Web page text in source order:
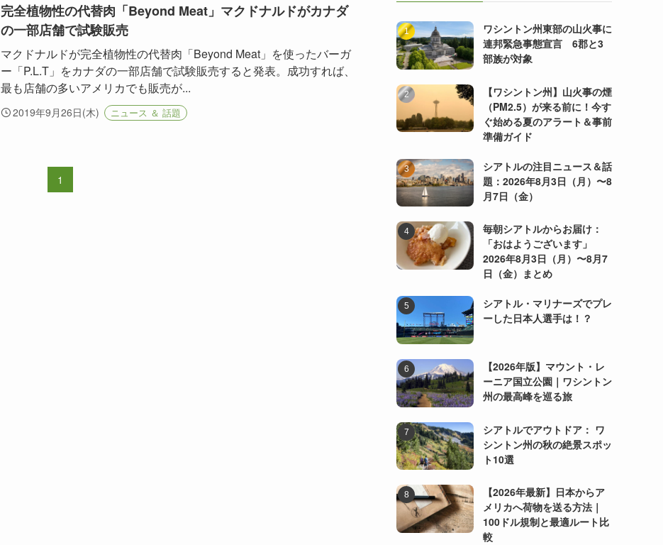
完全植物性の代替肉「Beyond Meat」マクドナルドがカナダ
の一部店舗で試験販売
マクドナルドが完全植物性の代替肉「Beyond Meat」を使ったバーガ
ー「P.L.T」をカナダの一部店舗で試験販売すると発表。成功すれば、
最も店舗の多いアメリカでも販売が...
2019年9月26日(木) ニュース ＆ 話題
1
ワシントン州東部の山火事に
連邦緊急事態宣言 6郡と3
部族が対象
【ワシントン州】山火事の煙
（PM2.5）が来る前に！今す
ぐ始める夏のアラート＆事前
準備ガイド
シアトルの注目ニュース＆話
題：2026年8月3日（月）〜8
月7日（金）
毎朝シアトルからお届け：
「おはようございます」
2026年8月3日（月）〜8月7
日（金）まとめ
シアトル・マリナーズでプレ
ーした日本人選手は！？
【2026年版】マウント・レ
ーニア国立公園｜ワシントン
州の最高峰を巡る旅
シアトルでアウトドア： ワ
シントン州の秋の絶景スポッ
ト10選
【2026年最新】日本からア
メリカへ荷物を送る方法｜
100ドル規制と最適ルート比
較